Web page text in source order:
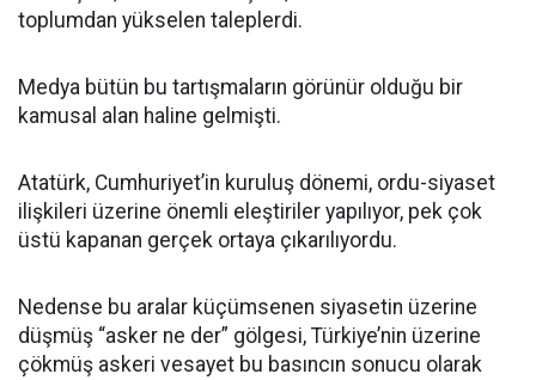
toplumdan yükselen taleplerdi.
Medya bütün bu tartışmaların görünür olduğu bir
kamusal alan haline gelmişti.
Atatürk, Cumhuriyet’in kuruluş dönemi, ordu-siyaset
ilişkileri üzerine önemli eleştiriler yapılıyor, pek çok
üstü kapanan gerçek ortaya çıkarılıyordu.
Nedense bu aralar küçümsenen siyasetin üzerine
düşmüş “asker ne der” gölgesi, Türkiye’nin üzerine
çökmüş askeri vesayet bu basıncın sonucu olarak